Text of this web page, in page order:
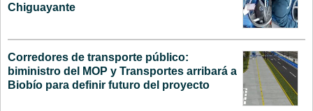
Chiguayante
Corredores de transporte público:
biministro del MOP y Transportes arribará a
Biobío para definir futuro del proyecto